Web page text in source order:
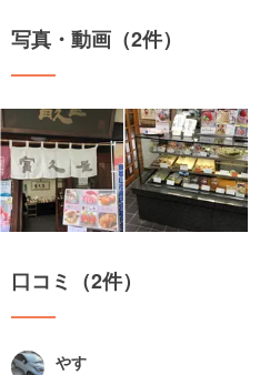
写真・動画（2件）
口コミ（2件）
やす